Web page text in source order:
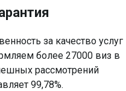
за качество услуг
более 27000 виз в
рассмотрений
99,78%.